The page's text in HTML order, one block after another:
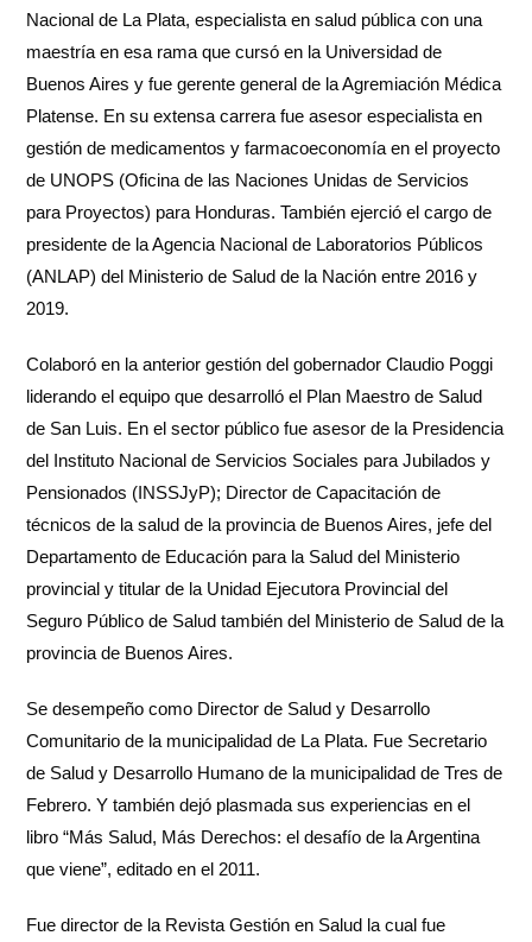
Nacional de La Plata, especialista en salud pública con una
maestría en esa rama que cursó en la Universidad de
Buenos Aires y fue gerente general de la Agremiación Médica
Platense. En su extensa carrera fue asesor especialista en
gestión de medicamentos y farmacoeconomía en el proyecto
de UNOPS (Oficina de las Naciones Unidas de Servicios
para Proyectos) para Honduras. También ejerció el cargo de
presidente de la Agencia Nacional de Laboratorios Públicos
(ANLAP) del Ministerio de Salud de la Nación entre 2016 y
2019.
Colaboró en la anterior gestión del gobernador Claudio Poggi
liderando el equipo que desarrolló el Plan Maestro de Salud
de San Luis. En el sector público fue asesor de la Presidencia
del Instituto Nacional de Servicios Sociales para Jubilados y
Pensionados (INSSJyP); Director de Capacitación de
técnicos de la salud de la provincia de Buenos Aires, jefe del
Departamento de Educación para la Salud del Ministerio
provincial y titular de la Unidad Ejecutora Provincial del
Seguro Público de Salud también del Ministerio de Salud de la
provincia de Buenos Aires.
Se desempeño como Director de Salud y Desarrollo
Comunitario de la municipalidad de La Plata. Fue Secretario
de Salud y Desarrollo Humano de la municipalidad de Tres de
Febrero. Y también dejó plasmada sus experiencias en el
libro “Más Salud, Más Derechos: el desafío de la Argentina
que viene”, editado en el 2011.
Fue director de la Revista Gestión en Salud la cual fue